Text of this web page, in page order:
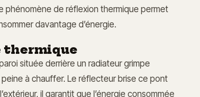
phénomène de réflexion thermique permet
davantage d’énergie.
thermique
située derrière un radiateur grimpe
à chauffer. Le réflecteur brise ce pont
il garantit que l’énergie consommée